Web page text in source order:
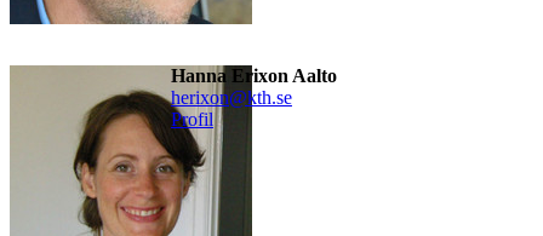
Hanna Erixon Aalto
herixon@kth.se
Profil